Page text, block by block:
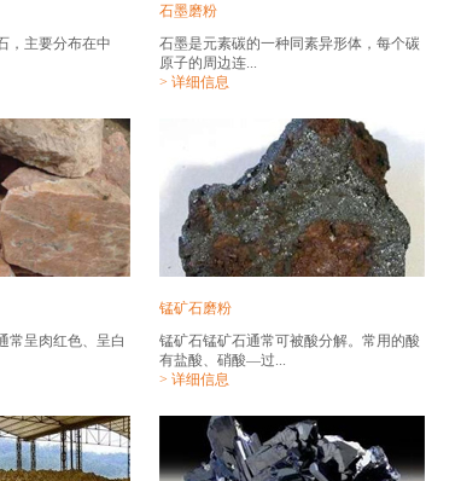
，主要分布在中
石墨磨粉
石墨是元素碳的一种同素异形体，每个碳
原子的周边连...
> 详细信息
常呈肉红色、呈白
锰矿石磨粉
锰矿石锰矿石通常可被酸分解。常用的酸
有盐酸、硝酸—过...
> 详细信息